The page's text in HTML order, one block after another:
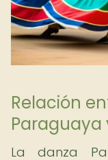
Relación
Paraguaya
La danza